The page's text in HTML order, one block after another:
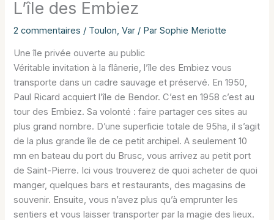
L’île des Embiez
2 commentaires / Toulon,Var / ParSophie Meriotte
Une île privée ouverte au public
Véritable invitation à la flânerie, l’île des Embiez vous
transporte dans un cadre sauvage et préservé. En 1950,
Paul Ricard acquiert l’île de Bendor. C’est en 1958 c’est au
tour des Embiez. Sa volonté : faire partager ces sites au
plus grand nombre. D’une superficie totale de 95ha, il s’agit
de la plus grande île de ce petit archipel. A seulement 10
mn en bateau du port du Brusc, vous arrivez au petit port
de Saint-Pierre. Ici vous trouverez de quoi acheter de quoi
manger, quelques bars et restaurants, des magasins de
souvenir. Ensuite, vous n’avez plus qu’à emprunter les
sentiers et vous laisser transporter par la magie des lieux.